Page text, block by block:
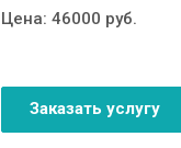
Цена: 46000 руб.
Заказать услугу